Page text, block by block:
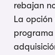
rebajan
La
programa